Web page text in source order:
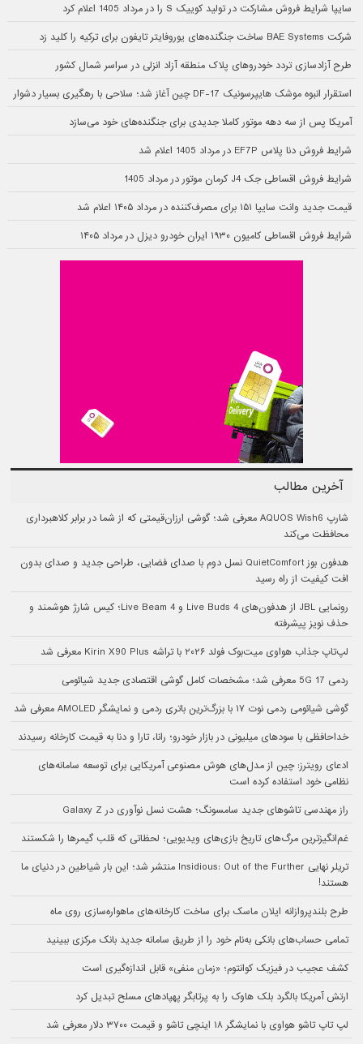
سایپا شرایط فروش مشارکت در تولید کوییک S را در مرداد 1405 اعلام کرد
شرکت BAE Systems ساخت جنگنده‌های یوروفایتر تایفون برای ترکیه را کلید زد
طرح آزادسازی تردد خودروهای پلاک منطقه آزاد انزلی در سراسر شمال کشور
استقرار انبوه موشک هایپرسونیک DF-17 چین آغاز شد؛ سلاحی با رهگیری بسیار دشوار
آمریکا پس از سه دهه موتور کاملا جدیدی برای جنگنده‌های خود می‌سازد
شرایط فروش دنا پلاس EF7P در مرداد 1405 اعلام شد
شرایط فروش اقساطی جک J4 کرمان موتور در مرداد 1405
قیمت جدید وانت سایپا ۱۵۱ برای مصرف‌کننده در مرداد ۱۴۰۵ اعلام شد
شرایط فروش اقساطی کامیون ۱۹۳۰ ایران خودرو دیزل در مرداد ۱۴۰۵
آخرین مطالب
شارپ AQUOS Wish6 معرفی شد؛ گوشی ارزان‌قیمتی که از شما در برابر کلاهبرداری
محافظت می‌کند
هدفون بوز QuietComfort نسل دوم با صدای فضایی، طراحی جدید و صدای بدون
افت کیفیت از راه رسید
رونمایی JBL از هدفون‌های Live Buds 4 و Live Beam 4؛ کیس شارژ هوشمند و
حذف نویز پیشرفته
لپ‌تاپ جذاب هواوی میت‌بوک فولد ۲۰۲۶ با تراشه Kirin X90 Plus معرفی شد
ردمی 17 5G معرفی شد؛ مشخصات کامل گوشی اقتصادی جدید شیائومی
گوشی شیائومی ردمی نوت ۱۷ با بزرگ‌ترین باتری ردمی و نمایشگر AMOLED معرفی شد
خداحافظی با سودهای میلیونی در بازار خودرو؛ رانا، تارا و دنا به قیمت کارخانه رسیدند
ادعای رویترز: چین از مدل‌های هوش مصنوعی آمریکایی برای توسعه سامانه‌های
نظامی خود استفاده کرده است
راز مهندسی تاشوهای جدید سامسونگ؛ هشت نسل نوآوری در Galaxy Z
غم‌انگیزترین مرگ‌های تاریخ بازی‌های ویدیویی؛ لحظاتی که قلب گیمرها را شکستند
تریلر نهایی Insidious: Out of the Further منتشر شد؛ این بار شیاطین در دنیای ما
هستند!
طرح بلندپروازانه ایلان ماسک برای ساخت کارخانه‌های ماهواره‌سازی روی ماه
تمامی حساب‌های بانکی به‌نام خود را از طریق سامانه جدید بانک مرکزی ببینید
کشف عجیب در فیزیک کوانتوم؛ «زمان منفی» قابل اندازه‌گیری است
ارتش آمریکا بالگرد بلک هاوک را به پرتابگر پهپادهای مسلح تبدیل کرد
لپ تاپ تاشو هواوی با نمایشگر ۱۸ اینچی تاشو و قیمت ۳۷۰۰ دلار معرفی شد